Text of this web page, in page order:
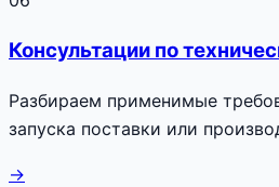
Консультации по
Разбираем применимые
запуска поставки или
→